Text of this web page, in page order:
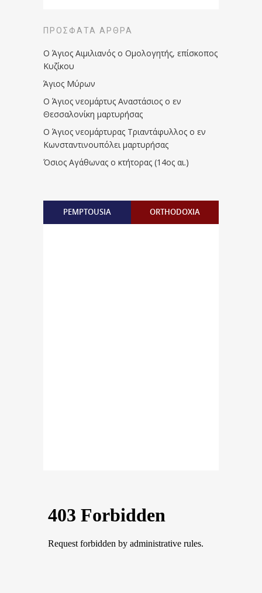
ΠΡΌΣΦΑΤΑ ΆΡΘΡΑ
Ο Άγιος Αιμιλιανός ο Ομολογητής, επίσκοπος
Κυζίκου
Άγιος Μύρων
Ο Άγιος νεομάρτυς Αναστάσιος ο εν
Θεσσαλονίκη μαρτυρήσας
Ο Άγιος νεομάρτυρας Τριαντάφυλλος ο εν
Κωνσταντινουπόλει μαρτυρήσας
Όσιος Αγάθωνας ο κτήτορας (14ος αι.)
PEMPTOUSIA ORTHODOXIA